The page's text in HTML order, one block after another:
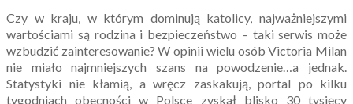
Czy w kraju, w którym dominują katolicy, najważniejszymi
wartościami są rodzina i bezpieczeństwo – taki serwis może
wzbudzić zainteresowanie? W opinii wielu osób Victoria Milan
nie miało najmniejszych szans na powodzenie…a jednak.
Statystyki nie kłamią, a wręcz zaskakują, portal po kilku
tygodniach obecności w Polsce zyskał blisko 30 tysięcy